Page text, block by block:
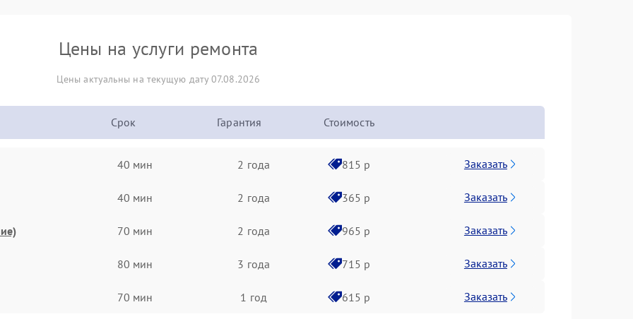
Цены на услуги ремонта
Цены актуальны на текущую дату 07.08.2026
Срок Гарантия Стоимость
40 мин 2 года 815 р Заказать
40 мин 2 года 365 р Заказать
70 мин 2 года 965 р Заказать
80 мин 3 года 715 р Заказать
70 мин 1 год 615 р Заказать